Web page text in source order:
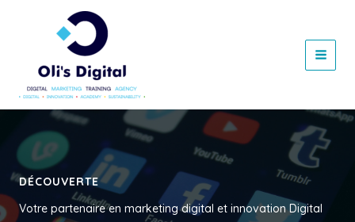
DÉCOUVERTE
Votre partenaire en marketing digital et innovation Digital